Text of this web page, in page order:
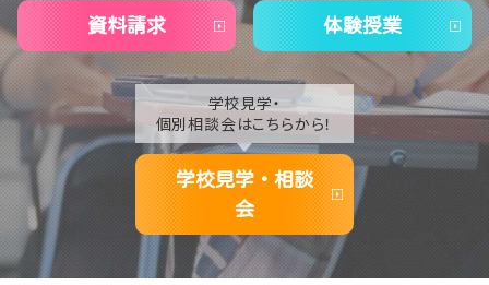
資料請求 体験授業
学校見学・
個別相談会はこちらから！
学校見学・相談
会